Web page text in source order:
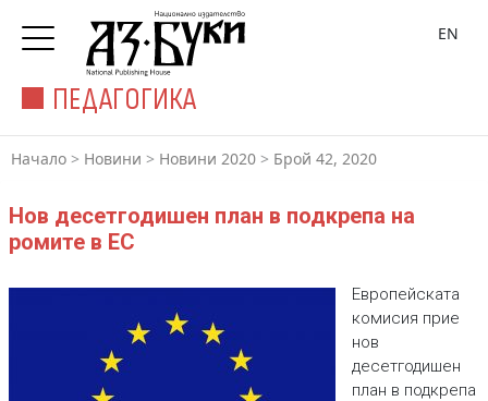
ПЕДАГОГИКА
EN
Начало > Новини > Новини 2020 > Брой 42, 2020
Нов десетгодишен план в подкрепа на
ромите в ЕС
Европейската
комисия прие
нов
десетгодишен
план в подкрепа